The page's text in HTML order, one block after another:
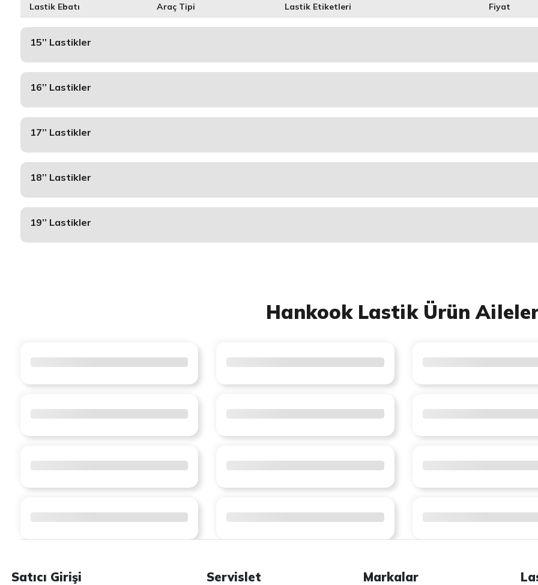
Lastik Ebatı Araç Tipi Lastik Etiketleri Fiyat
15’’ Lastikler
16’’ Lastikler
17’’ Lastikler
18’’ Lastikler
19’’ Lastikler
Hankook Lastik Ürün
Satıcı Girişi Servislet Markalar